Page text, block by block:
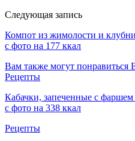
Следующая запись
Компот из жимолости и
с фото на 177 ккал
Вам также могут понравиться
Рецепты
Кабачки, запеченные с
с фото на 338 ккал
Рецепты